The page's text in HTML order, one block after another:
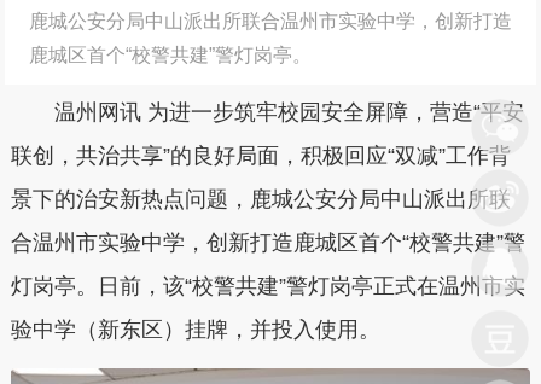
鹿城公安分局中山派出所联合温州市实验中学，创新打造
鹿城区首个“校警共建”警灯岗亭。
温州网讯 为进一步筑牢校园安全屏障，营造“平安
联创，共治共享”的良好局面，积极回应“双减”工作背
景下的治安新热点问题，鹿城公安分局中山派出所联
合温州市实验中学，创新打造鹿城区首个“校警共建”警
灯岗亭。日前，该“校警共建”警灯岗亭正式在温州市实
验中学（新东区）挂牌，并投入使用。